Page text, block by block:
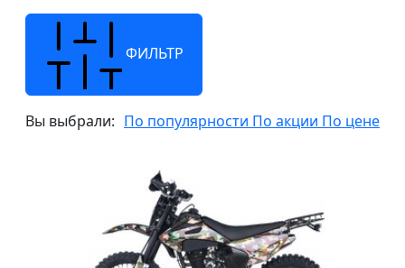
ФИЛЬТР
Вы выбрали: По популярности По акции По цене